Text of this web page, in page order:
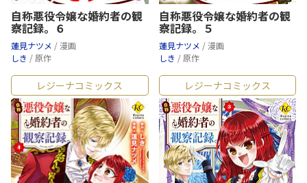
自称悪役令嬢な婚約者の観
察記録。６
蓮見ナツメ / 漫画
しき / 原作
自称悪役令嬢な婚約者の観
察記録。５
蓮見ナツメ / 漫画
しき / 原作
レジーナコミックス レジーナコミックス